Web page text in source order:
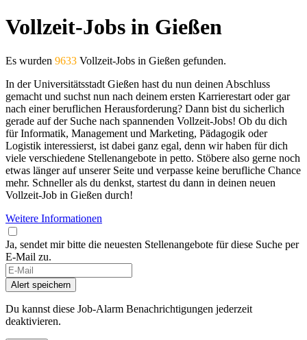
Vollzeit-Jobs in Gießen
Es wurden 9633 Vollzeit-Jobs in Gießen gefunden.
In der Universitätsstadt Gießen hast du nun deinen Abschluss
gemacht und suchst nun nach deinem ersten Karrierestart oder gar
nach einer beruflichen Herausforderung? Dann bist du sicherlich
gerade auf der Suche nach spannenden Vollzeit-Jobs! Ob du dich
für Informatik, Management und Marketing, Pädagogik oder
Logistik interessierst, ist dabei ganz egal, denn wir haben für dich
viele verschiedene Stellenangebote in petto. Stöbere also gerne noch
etwas länger auf unserer Seite und verpasse keine berufliche Chance
mehr. Schneller als du denkst, startest du dann in deinen neuen
Vollzeit-Job in Gießen durch!
Weitere Informationen
Ja, sendet mir bitte die neuesten Stellenangebote für diese Suche per
E-Mail zu.
Alert speichern
Du kannst diese Job-Alarm Benachrichtigungen jederzeit
deaktivieren.